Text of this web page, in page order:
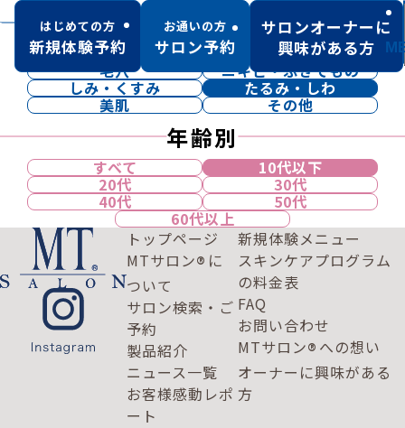
肌トラブル別
すべて 乾燥
毛穴 ニキビ・ふきでもの
しみ・くすみ たるみ・しわ
美肌 その他
年齢別
すべて 10代以下
20代 30代
40代 50代
60代以上
トップページ
MTサロン® に
ついて
サロン検索・ご
予約
製品紹介
ニュース一覧
お客様感動レポ
ート
新規体験メニュー
スキンケアプログラム
の料金表
FAQ
お問い合わせ
MTサロン® への想い
オーナーに興味がある
方
はじめての方
新規体験予約
お通いの方
サロン予約
サロンオーナーに
興味がある方